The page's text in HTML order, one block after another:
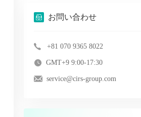
お問い合わせ
+81 070 9365 8022
GMT+9 9:00-17:30
service@cirs-group.com